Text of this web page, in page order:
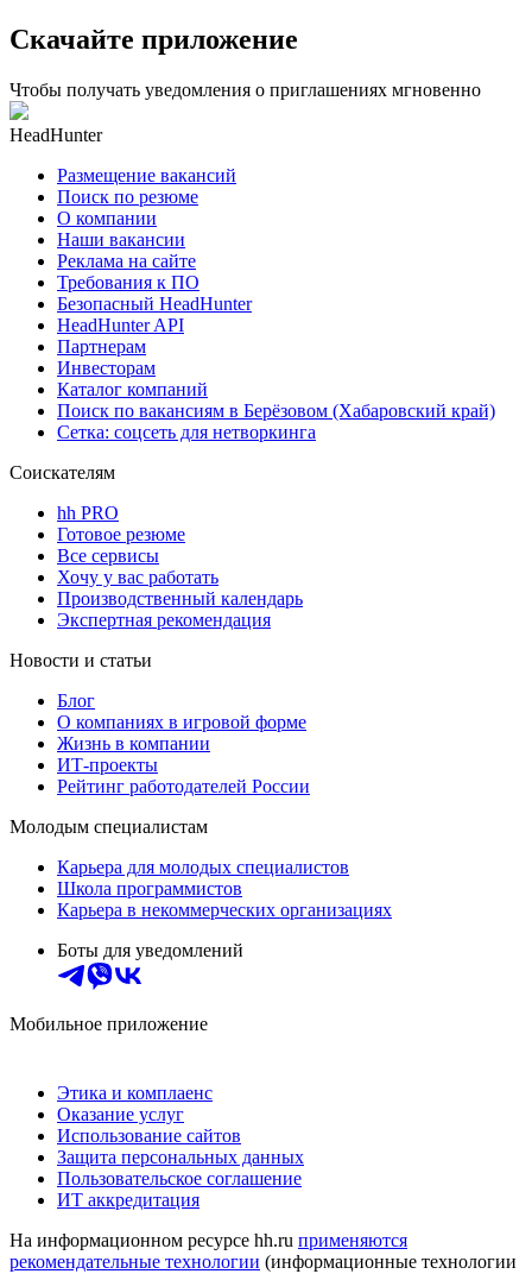
Скачайте приложение
Чтобы получать уведомления о приглашениях мгновенно
HeadHunter
Размещение вакансий
Поиск по резюме
О компании
Наши вакансии
Реклама на сайте
Требования к ПО
Безопасный HeadHunter
HeadHunter API
Партнерам
Инвесторам
Каталог компаний
Поиск по вакансиям в Берёзовом (Хабаровский край)
Сетка: соцсеть для нетворкинга
Соискателям
hh PRO
Готовое резюме
Все сервисы
Хочу у вас работать
Производственный календарь
Экспертная рекомендация
Новости и статьи
Блог
О компаниях в игровой форме
Жизнь в компании
ИТ-проекты
Рейтинг работодателей России
Молодым специалистам
Карьера для молодых специалистов
Школа программистов
Карьера в некоммерческих организациях
Боты для уведомлений
Мобильное приложение
Этика и комплаенс
Оказание услуг
Использование сайтов
Защита персональных данных
Пользовательское соглашение
ИТ аккредитация
На информационном ресурсе hh.ru применяются
рекомендательные технологии (информационные технологии